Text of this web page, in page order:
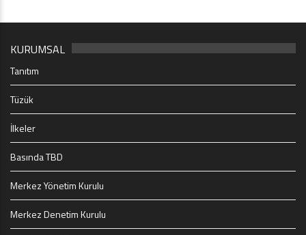
KURUMSAL
Tanıtım
Tüzük
İlkeler
Basında TBD
Merkez Yönetim Kurulu
Merkez Denetim Kurulu